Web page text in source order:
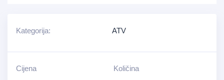
Kategorija: ATV
Cijena Količina